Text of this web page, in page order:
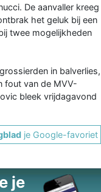
De aanvaller kreeg
het geluk bij een
twee mogelijkheden
in balverlies,
fout van de MVV-
bleek vrijdagavond
je Google-favoriet
je